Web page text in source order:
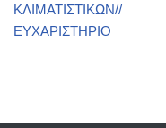
ΚΛΙΜΑΤΙΣΤΙΚΩΝ//
ΕΥΧΑΡΙΣΤΗΡΙΟ